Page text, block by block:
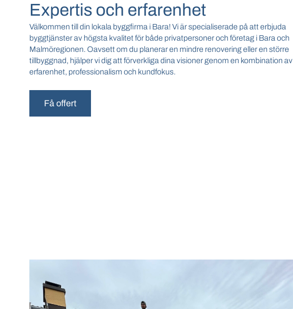
Expertis och erfarenhet
Välkommen till din lokala byggfirma i Bara! Vi är specialiserade på att erbjuda
byggtjänster av högsta kvalitet för både privatpersoner och företag i Bara och
Malmöregionen. Oavsett om du planerar en mindre renovering eller en större
tillbyggnad, hjälper vi dig att förverkliga dina visioner genom en kombination av
erfarenhet, professionalism och kundfokus.
Få offert